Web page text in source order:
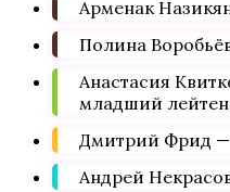
Арменак
Полина
Анастасия
младший
Дмитрий Фрид
Андрей